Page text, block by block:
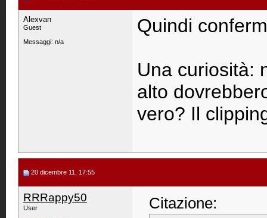
Alexvan
Guest
Messaggi: n/a
Quindi
Una curiosità:
alto
vero? Il
20 dicembre 11, 17:55
RRRappy50
User Citazione: